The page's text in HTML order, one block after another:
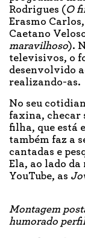
Rodrigues ( O
Erasmo
Caetano
maravilhoso).
televisivos, o
desenvolvido
realizando-as.
No seu
faxina, checar
filha, que está
também faz a
cantadas e
Ela, ao lado
YouTube, as
Montagem
humorado